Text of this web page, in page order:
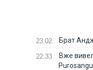
23:02 Брат
22:33
Вже